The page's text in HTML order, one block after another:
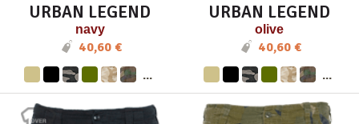
URBAN LEGEND
navy
40,60 €
...
URBAN LEGEND
olive
40,60 €
...